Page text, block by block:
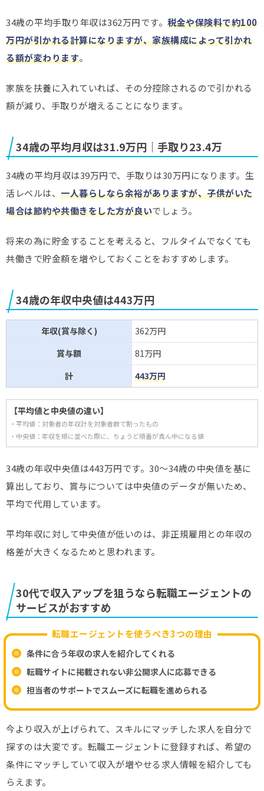
34歳の平均手取り年収は362万円です。 税金や保険料で約100
万円が引かれる計算になりますが、家族構成によって引かれ
る額が変わります。
家族を扶養に入れていれば、その分控除されるので引かれる
額が減り、手取りが増えることになります。
34歳の平均月収は31.9万円｜手取り23.4万
34歳の平均月収は39万円で、手取りは30万円になります。生
活レベルは、 一人暮らしなら余裕がありますが、子供がいた
場合は節約や共働きをした方が良いでしょう。
将来の為に貯金することを考えると、フルタイムでなくても
共働きで貯金額を増やしておくことをおすすめします。
34歳の年収中央値は443万円
年収(賞与除く)
362万円
賞与額
81万円
計
443万円
【平均値と中央値の違い】
・平均値：対象者の年収計を対象者数で割ったもの
・中央値：年収を順に並べた際に、ちょうど順番が真ん中になる値
34歳の年収中央値は443万円です。30～34歳の中央値を基に
算出しており、賞与については中央値のデータが無いため、
平均で代用しています。
平均年収に対して中央値が低いのは、非正規雇用との年収の
格差が大きくなるためと思われます。
30代で収入アップを狙うなら転職エージェントの
サービスがおすすめ
転職エージェントを使うべき3つの理由
条件に合う年収の求人を紹介してくれる
転職サイトに掲載されない非公開求人に応募できる
担当者のサポートでスムーズに転職を進められる
今より収入が上げられて、スキルにマッチした求人を自分で
探すのは大変です。転職エージェントに登録すれば、希望の
条件にマッチしていて収入が増やせる求人情報を紹介しても
らえます。